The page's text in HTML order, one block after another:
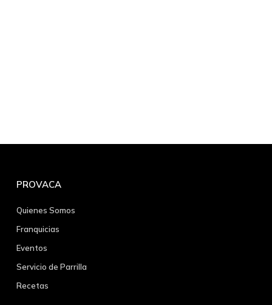
PROVACA
Quienes Somos
Franquicias
Eventos
Servicio de Parrilla
Recetas